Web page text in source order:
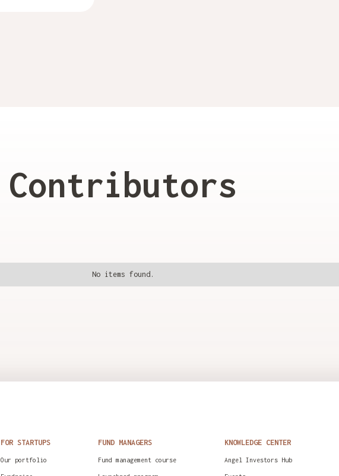
Contributors
No items found.
FOR STARTUPS
Our portfolio
FUND MANAGERS
Fund management course
KNOWLEDGE CENTER
Angel Investors Hub